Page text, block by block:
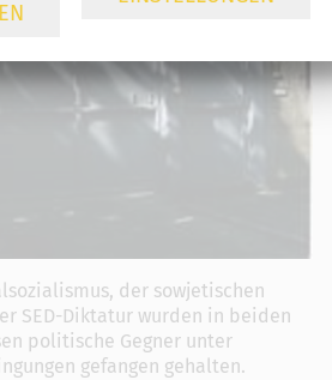
der sowjetischen
SED-Diktatur wurden in beiden
politische Gegner unter
gefangen gehalten.